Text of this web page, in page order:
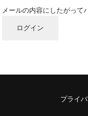
メールの内容にしたがって
ログイン
プライ